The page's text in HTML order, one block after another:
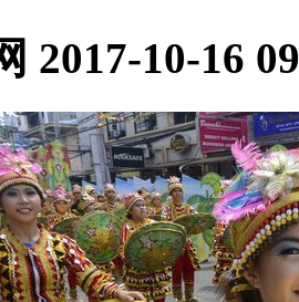
2017-10-16